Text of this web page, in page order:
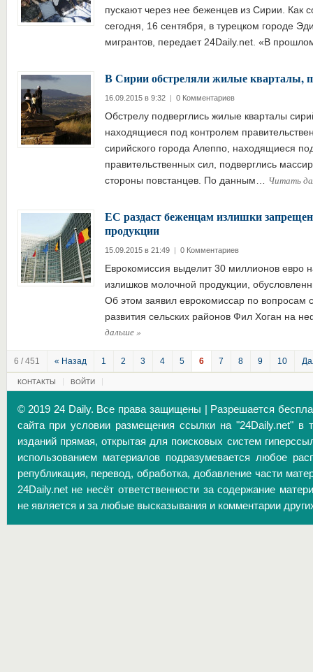
пускают через нее беженцев из Сирии. Как
сегодня, 16 сентября, в турецком городе
мигрантов, передает 24Daily.net. «В
В Сирии обстреляли жилые кварталы,
16.09.2015 в 9:32 | 0 Комментариев
Обстрелу подверглись жилые кварталы
находящиеся под контролем
сирийского города Алеппо, находящиеся
правительственных сил, подверглись
стороны повстанцев. По данным… Читать
ЕС раздаст беженцам излишки
продукции
15.09.2015 в 21:49 | 0 Комментариев
Еврокомиссия выделит 30 миллионов евро
излишков молочной продукции,
Об этом заявил еврокомиссар по вопросам
развития сельских районов Фил Хоган на
дальше»
6 / 451 « Назад 1 2 3 4 5 6 7 8 9 10
КОНТАКТЫ ВОЙТИ
© 2019 24 Daily. Все права защищены | Разрешается
сайта при условии размещения ссылки на "24Daily.net" в
изданий прямая, открытая для поисковых систем
использованием материалов подразумевается любое
републикация, перевод, обработка, добавление части
24Daily.net не несёт ответственности за содержание
не является и за любые высказывания и комментарии